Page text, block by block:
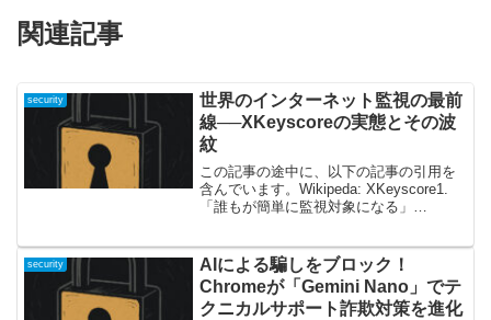
関連記事
security
世界のインターネット監視の最前
線──XKeyscoreの実態とその波
紋
この記事の途中に、以下の記事の引用を
含んでいます。Wikipeda: XKeyscore1.
「誰もが簡単に監視対象になる」
えない形で世界とつながっています。
し...
security
AIによる騙しをブロック！
Chromeが「Gemini Nano」でテ
クニカルサポート詐欺対策を進化